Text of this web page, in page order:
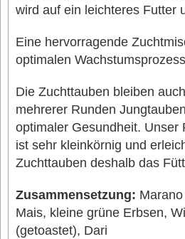
wird auf ein leichteres Futter
Eine hervorragende
optimalen
Die Zuchttauben bleiben
mehrerer Runden
optimaler Gesundheit. Unser
ist sehr kleinkörnig und
Zuchttauben deshalb das
Zusammensetzung:
Mais, kleine grüne Erbsen,
(getoastet), Dari